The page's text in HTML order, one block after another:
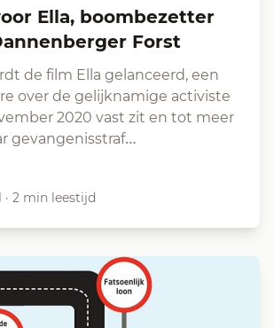
Forst
de film Ella gelanceerd, een
over de gelijknamige activiste
2020 vast zit en tot meer
gevangenisstraf…
· 2 min leestijd